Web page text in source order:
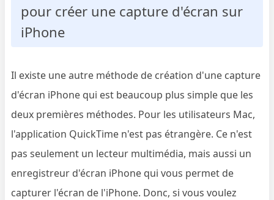
pour créer une capture d'écran sur
iPhone
Il existe une autre méthode de création d'une capture
d'écran iPhone qui est beaucoup plus simple que les
deux premières méthodes. Pour les utilisateurs Mac,
l'application QuickTime n'est pas étrangère. Ce n'est
pas seulement un lecteur multimédia, mais aussi un
enregistreur d'écran iPhone qui vous permet de
capturer l'écran de l'iPhone. Donc, si vous voulez